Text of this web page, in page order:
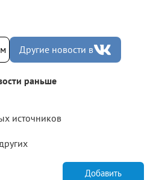
Другие новости в
раньше
источников
Добавить